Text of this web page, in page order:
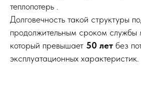
теплопотерь .
Долговечность такой структуры
продолжительным сроком службы
который превышает 50 лет без
эксплуатационных характеристик.